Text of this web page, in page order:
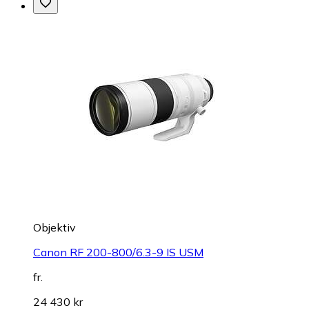
Objektiv
Canon RF 200-800/6.3-9 IS USM
fr.
24 430 kr